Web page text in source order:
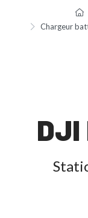
Chargeur
DJI